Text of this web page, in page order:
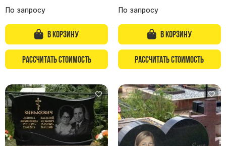
Памятники женщине
Памятники маме
Памятники жене
Памятники девушке
Памятники дочери
Памятники мужчине
Памятники дедушке
Памятники мужу
Памятники отцу
По запросу
В корзину
Рассчитать стоимость
По запросу
В корзину
Рассчитать стоимость